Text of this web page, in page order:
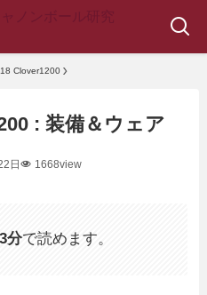
Clover1200
: 装備＆ウェア
日 1668view
3分で読めます。